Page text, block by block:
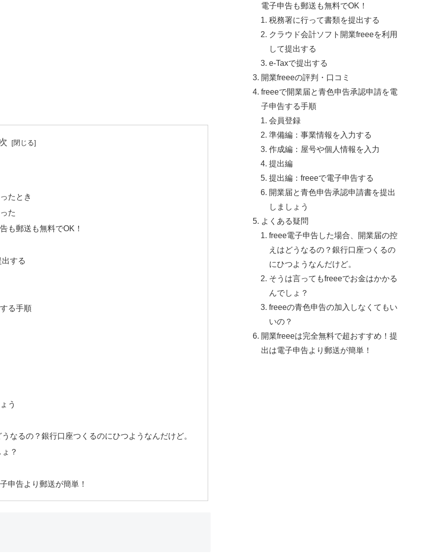
たとき
た
も郵送も無料でOK！
する
る手順
う
なるの？銀行口座つくるのにひつようなんだけど。
？
申告より郵送が簡単！
電子申告も郵送も無料でOK！
税務署に行って書類を提出する
クラウド会計ソフト開業freeeを利用
して提出する
e-Taxで提出する
開業freeeの評判・口コミ
freeeで開業届と青色申告承認申請を電
子申告する手順
会員登録
準備編：事業情報を入力する
作成編：屋号や個人情報を入力
提出編
提出編：freeeで電子申告する
開業届と青色申告承認申請書を提出
しましょう
よくある疑問
freee電子申告した場合、開業届の控
えはどうなるの？銀行口座つくるの
にひつようなんだけど。
そうは言ってもfreeeでお金はかかる
んでしょ？
freeeの青色申告の加入しなくてもい
いの？
開業freeeは完全無料で超おすすめ！提
出は電子申告より郵送が簡単！